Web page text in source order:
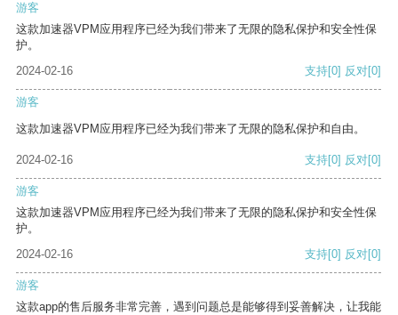
游客
这款加速器VPM应用程序已经为我们带来了无限的隐私保护和安全性保
护。
2024-02-16
支持[0] 反对[0]
游客
这款加速器VPM应用程序已经为我们带来了无限的隐私保护和自由。
2024-02-16 支持[0] 反对[0]
游客
这款加速器VPM应用程序已经为我们带来了无限的隐私保护和安全性保
护。
2024-02-16
支持[0] 反对[0]
游客
这款app的售后服务非常完善，遇到问题总是能够得到妥善解决，让我能